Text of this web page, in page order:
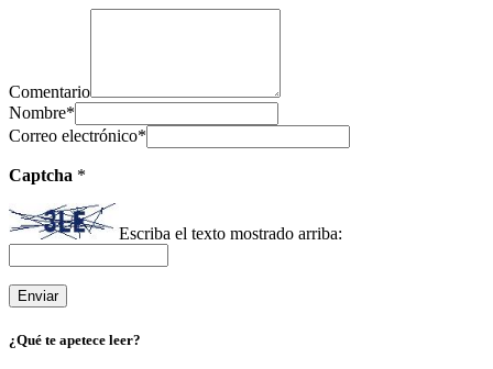
Comentario
Nombre*
Correo electrónico*
Captcha *
Escriba el texto mostrado arriba:
¿Qué te apetece leer?